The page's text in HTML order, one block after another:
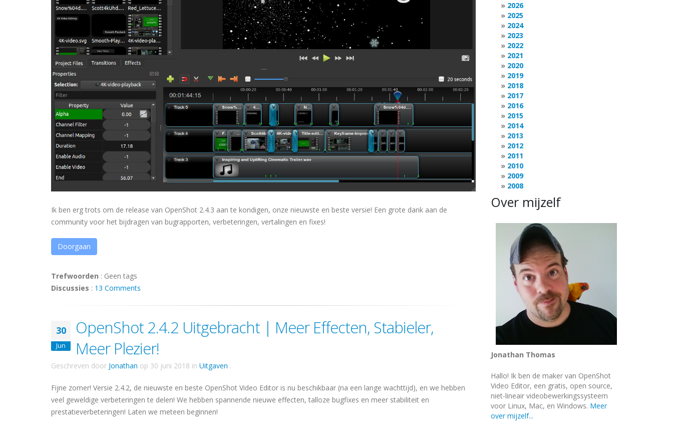
Ik ben erg trots om de release van OpenShot 2.4.3 aan te kondigen, onze nieuwste en beste versie! Een grote dank aan de
community voor het bijdragen van bugrapporten, verbeteringen, vertalingen en fixes!
Doorgaan
Trefwoorden : Geen tags
Discussies : 13 Comments
30
Jun
OpenShot 2.4.2 Uitgebracht | Meer Effecten, Stabieler,
Meer Plezier!
Geschreven door Jonathan op 30 juni 2018 in Uitgaven .
Fijne zomer! Versie 2.4.2, de nieuwste en beste OpenShot Video Editor is nu beschikbaar (na een lange wachttijd), en we hebben
veel geweldige verbeteringen te delen! We hebben spannende nieuwe effecten, talloze bugfixes en meer stabiliteit en
prestatieverbeteringen! Laten we meteen beginnen!
2026
2025
2024
2023
2022
2021
2020
2019
2018
2017
2016
2015
2014
2013
2012
2011
2010
2009
2008
Over mijzelf
Jonathan Thomas
Hallo! Ik ben de maker van OpenShot
Video Editor, een gratis, open source,
niet-lineair videobewerkingssysteem
voor Linux, Mac, en Windows. Meer
over mijzelf...